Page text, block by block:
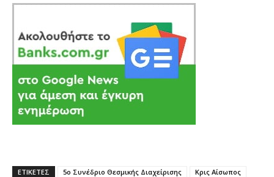
ΕΤΙΚΕΤΕΣ 5ο Συνέδριο Θεσμικής Διαχείρισης Κρις Αίσωπος